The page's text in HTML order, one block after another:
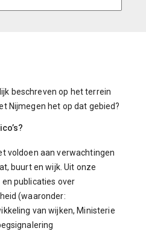
beschreven op het terrein
Nijmegen het op dat gebied?
voldoen aan verwachtingen
buurt en wijk. Uit onze
publicaties over
(waaronder:
van wijken, Ministerie